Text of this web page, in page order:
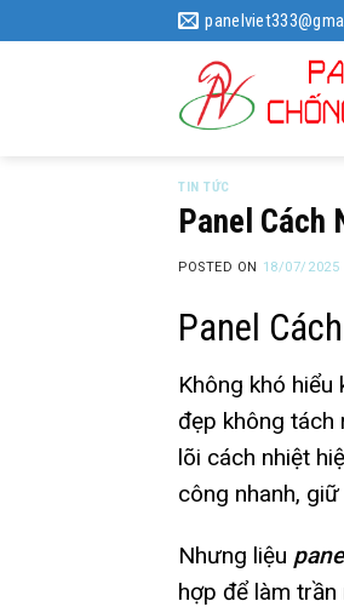
to
TIN TỨC
Panel Cách
POSTED ON 18/07/2025
Panel
Không khó
đẹp không tách
lõi cách nhiệt
công nhanh,
Nhưng liệu
hợp để làm